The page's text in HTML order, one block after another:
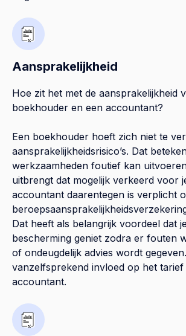
Aansprakelijkheid
Hoe zit het met de aansprakelijkheid
boekhouder en een accountant?
Een boekhouder hoeft zich niet te
aansprakelijkheidsrisico’s. Dat
werkzaamheden foutief kan
uitbrengt dat mogelijk verkeerd voor
accountant daarentegen is verplicht
Dat heeft als belangrijk voordeel dat
bescherming geniet zodra er fouten
of ondeugdelijk advies wordt
vanzelfsprekend invloed op het tarief
accountant.